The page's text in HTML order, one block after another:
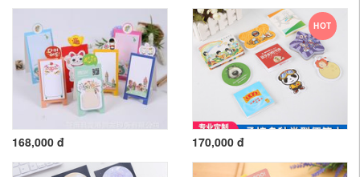
168,000 đ
HOT
170,000 đ